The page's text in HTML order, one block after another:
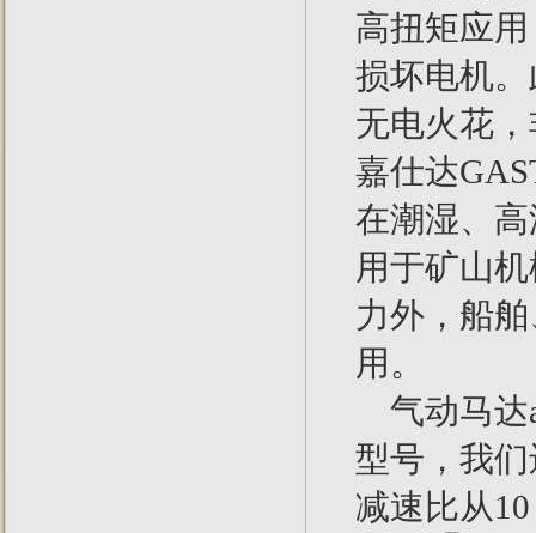
高扭矩应
损坏电机
无电火花
嘉仕达
在潮湿、
用于矿山
力外，船
用。
气动马达
型号，我
减速比从